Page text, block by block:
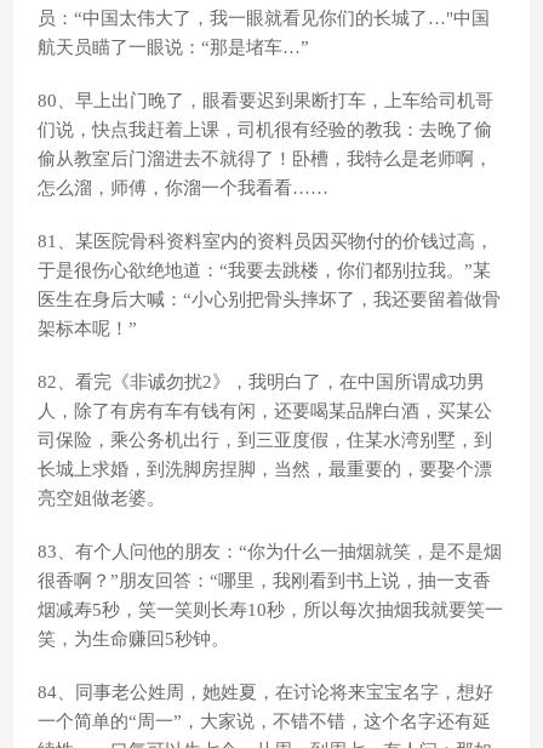
员：“中国太伟大了，我一眼就看见你们的长城了…"中国
航天员瞄了一眼说：“那是堵车…”
80、早上出门晚了，眼看要迟到果断打车，上车给司机哥
们说，快点我赶着上课，司机很有经验的教我：去晚了偷
偷从教室后门溜进去不就得了！卧槽，我特么是老师啊，
怎么溜，师傅，你溜一个我看看……
81、某医院骨科资料室内的资料员因买物付的价钱过高，
于是很伤心欲绝地道：“我要去跳楼，你们都别拉我。”某
医生在身后大喊：“小心别把骨头摔坏了，我还要留着做骨
架标本呢！”
82、看完《非诚勿扰2》，我明白了，在中国所谓成功男
人，除了有房有车有钱有闲，还要喝某品牌白酒，买某公
司保险，乘公务机出行，到三亚度假，住某水湾别墅，到
长城上求婚，到洗脚房捏脚，当然，最重要的，要娶个漂
亮空姐做老婆。
83、有个人问他的朋友：“你为什么一抽烟就笑，是不是烟
很香啊？”朋友回答：“哪里，我刚看到书上说，抽一支香
烟减寿5秒，笑一笑则长寿10秒，所以每次抽烟我就要笑一
笑，为生命赚回5秒钟。
84、同事老公姓周，她姓夏，在讨论将来宝宝名字，想好
一个简单的“周一”，大家说，不错不错，这个名字还有延